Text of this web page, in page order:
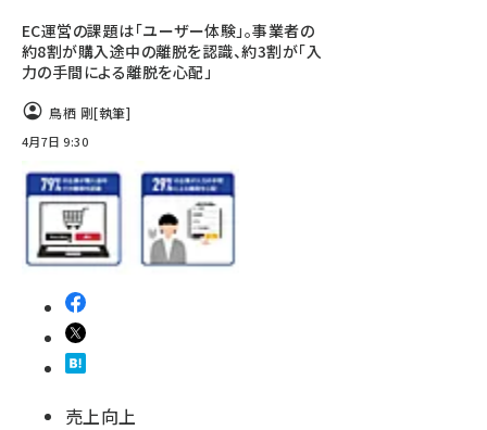
EC運営の課題は「ユーザー体験」。事業者の
約8割が購入途中の離脱を認識、約3割が「入
力の手間による離脱を心配」
鳥栖 剛[執筆]
4月7日 9:30
売上向上